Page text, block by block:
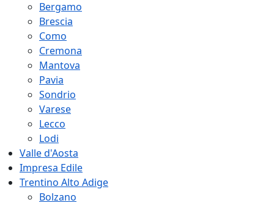
Bergamo
Brescia
Como
Cremona
Mantova
Pavia
Sondrio
Varese
Lecco
Lodi
Valle d'Aosta
Impresa Edile
Trentino Alto Adige
Bolzano